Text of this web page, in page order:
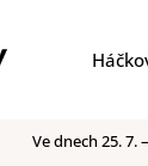
Ve dnech 25.